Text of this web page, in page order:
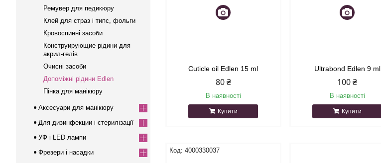
Cuticle oil Edlen 15 ml
80 ₴
В наявності
Купити
Ultrabond Edlen 9 ml
100 ₴
В наявності
Купити
4000330037
Ремувер для педикюру
Клей для страз і типс, фольги
Кровоспинні засоби
Конструирующие рідини для
акрил-гелів
Очисні засоби
Допоміжні рідини Edlen
Пінка для манікюру
Аксесуари для манікюру
Для дизинфекции і стерилізації
УФ і LED лампи
Фрезери і насадки